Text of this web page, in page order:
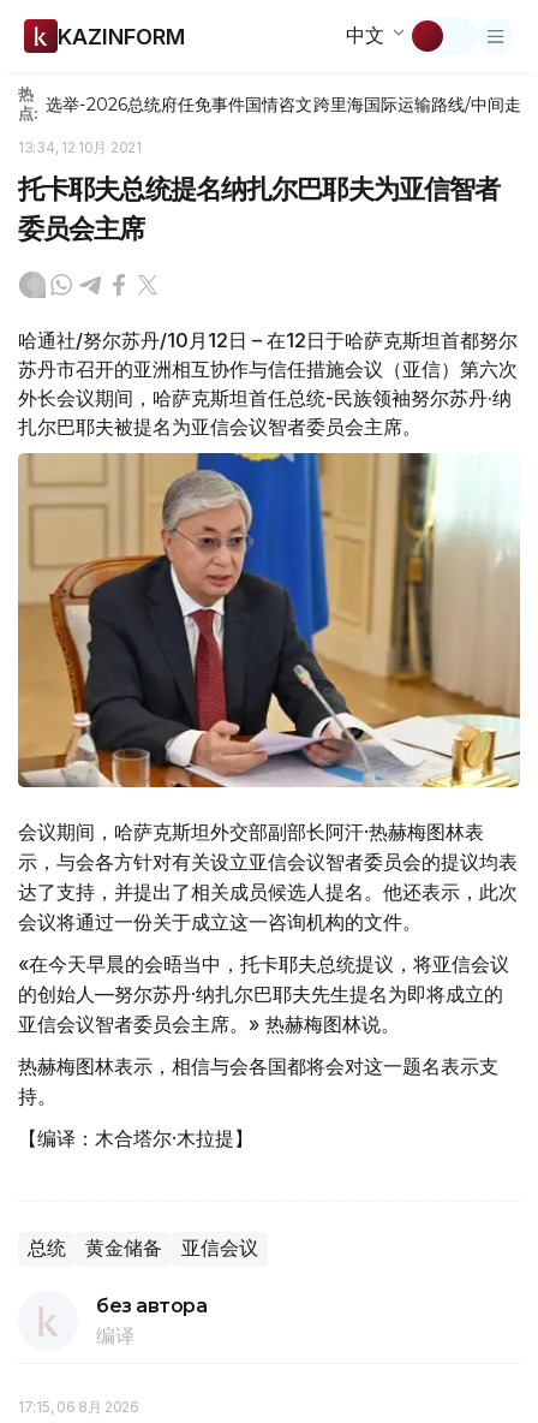
KAZINFORM 中文
热
点: 选举-2026总统府任免事件国情咨文跨里海国际运输路线/中间走廊
13:34, 12 10月 2021
托卡耶夫总统提名纳扎尔巴耶夫为亚信智者
委员会主席
哈通社/努尔苏丹/10月12日 – 在12日于哈萨克斯坦首都努尔
苏丹市召开的亚洲相互协作与信任措施会议（亚信）第六次
外长会议期间，哈萨克斯坦首任总统-民族领袖努尔苏丹·纳
扎尔巴耶夫被提名为亚信会议智者委员会主席。
会议期间，哈萨克斯坦外交部副部长阿汗·热赫梅图林表
示，与会各方针对有关设立亚信会议智者委员会的提议均表
达了支持，并提出了相关成员候选人提名。他还表示，此次
会议将通过一份关于成立这一咨询机构的文件。
«在今天早晨的会晤当中，托卡耶夫总统提议，将亚信会议
的创始人—努尔苏丹·纳扎尔巴耶夫先生提名为即将成立的
亚信会议智者委员会主席。» 热赫梅图林说。
热赫梅图林表示，相信与会各国都将会对这一题名表示支
持。
【编译：木合塔尔·木拉提】
总统 黄金储备 亚信会议
без автора
编译
17:15, 06 8月 2026